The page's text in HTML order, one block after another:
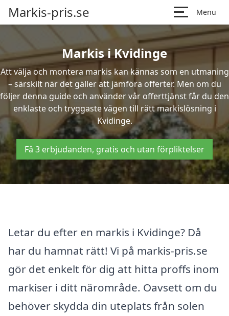
Markis-pris.se Menu
Markis i Kvidinge
Att välja och montera markis kan kännas som en utmaning
– särskilt när det gäller att jämföra offerter. Men om du
följer denna guide och använder vår offerttjänst får du den
enklaste och tryggaste vägen till rätt markislösning i
Kvidinge.
Få 3 erbjudanden, gratis och utan förpliktelser
Letar du efter en markis i Kvidinge? Då
har du hamnat rätt! Vi på markis-pris.se
gör det enkelt för dig att hitta proffs inom
markiser i ditt närområde. Oavsett om du
behöver skydda din uteplats från solen